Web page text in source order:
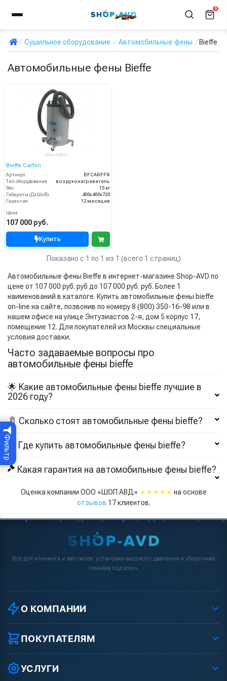
0
Сушильное оборудование Автомобильные фены Bieffe
Фильтр
Автомобильные фены Bieffe
Bieffe Carfon
Артикул
BFCARFFR
Тип оборудования
воздухонагреватель
Вес
15 кг
Габариты (ДхШхВ)
400х400х720
Гарантия
12 месяцев
Цена
107 000 руб.
Купить
Показано с 1 по 1 из 1 (всего 1 страниц)
Автомобильные фены Bieffe в интернет-магазине Shop-AVD по
цене от 107 000 руб. руб до 107 000 руб. руб. Более 1
наименований в каталоге. Купить автомобильные фены bieffe
on-line на сайте, позвонив по номеру 8 (800) 350-16-98 или в
нашем офисе на улице Энтузиастов 2-я, дом 5 корпус 17,
помещение 12. Для покупателей из Москвы специальные
условия доставки.
Часто задаваемые вопросы про
автомобильные фены bieffe
🌟 Какие автомобильные фены bieffe лучшие в
2026 году?
🔖 Сколько стоят автомобильные фены bieffe?
Где купить автомобильные фены bieffe?
Какая гарантия на автомобильные фены bieffe?
Оценка компании ООО «ШОП АВД» ★★★★★ на основе
отзывов 17клиентов.
Всё для клининга и автомоек: установки высокого давления и уборочная
техника под ключ.
О КОМПАНИИ
О компании
Реквизиты ООО «Шоп АВД»
Условия соглашения
Вакансии
ПОКУПАТЕЛЯМ
Как заказать?
Оплата
УСЛУГИ